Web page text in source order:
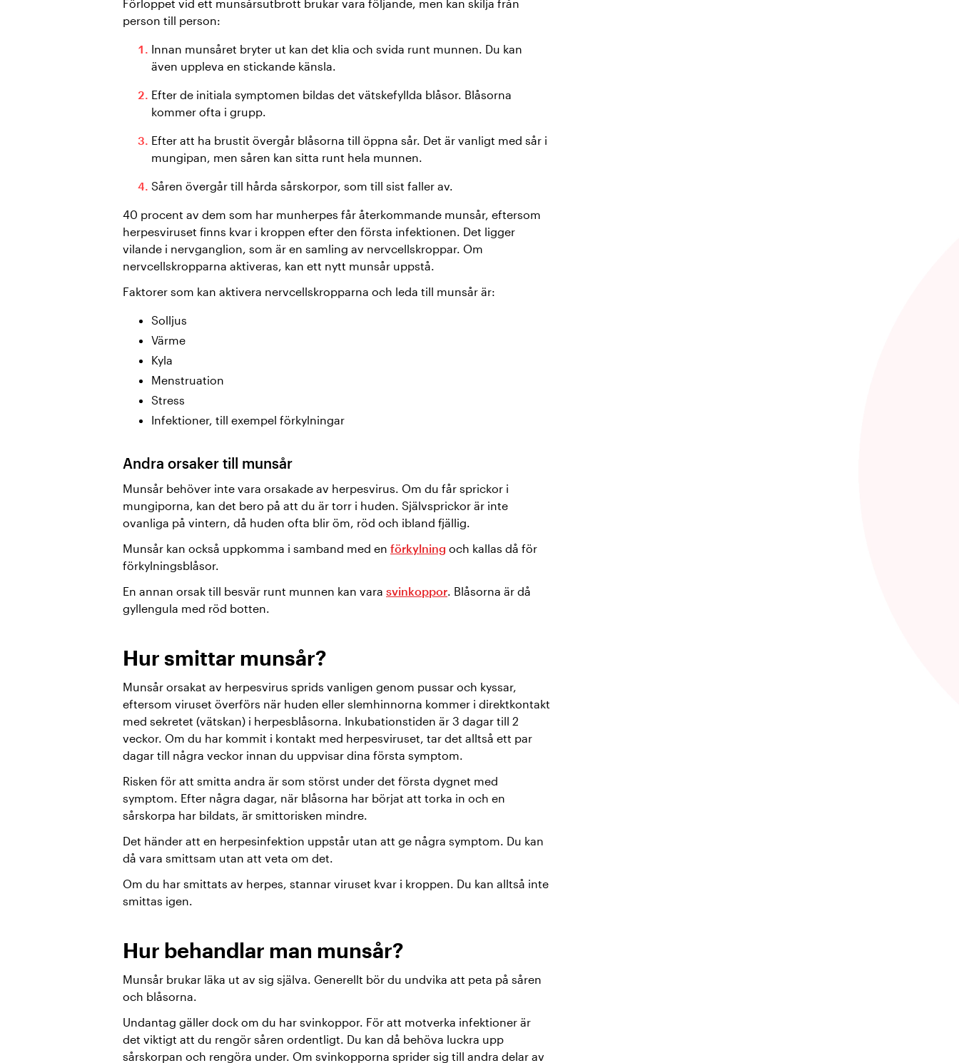
Förloppet vid ett munsårsutbrott brukar vara följande, men kan skilja från
person till person:
Innan munsåret bryter ut kan det klia och svida runt munnen. Du kan
även uppleva en stickande känsla.
Efter de initiala symptomen bildas det vätskefyllda blåsor. Blåsorna
kommer ofta i grupp.
Efter att ha brustit övergår blåsorna till öppna sår. Det är vanligt med sår i
mungipan, men såren kan sitta runt hela munnen.
Såren övergår till hårda sårskorpor, som till sist faller av.
40 procent av dem som har munherpes får återkommande munsår, eftersom
herpesviruset finns kvar i kroppen efter den första infektionen. Det ligger
vilande i nervganglion, som är en samling av nervcellskroppar. Om
nervcellskropparna aktiveras, kan ett nytt munsår uppstå.
Faktorer som kan aktivera nervcellskropparna och leda till munsår är:
Solljus
Värme
Kyla
Menstruation
Stress
Infektioner, till exempel förkylningar
Andra orsaker till munsår
Munsår behöver inte vara orsakade av herpesvirus. Om du får sprickor i
mungiporna, kan det bero på att du är torr i huden. Självsprickor är inte
ovanliga på vintern, då huden ofta blir öm, röd och ibland fjällig.
Munsår kan också uppkomma i samband med en förkylning och kallas då för
förkylningsblåsor.
En annan orsak till besvär runt munnen kan vara svinkoppor. Blåsorna är då
gyllengula med röd botten.
Hur smittar munsår?
Munsår orsakat av herpesvirus sprids vanligen genom pussar och kyssar,
eftersom viruset överförs när huden eller slemhinnorna kommer i direktkontakt
med sekretet (vätskan) i herpesblåsorna. Inkubationstiden är 3 dagar till 2
veckor. Om du har kommit i kontakt med herpesviruset, tar det alltså ett par
dagar till några veckor innan du uppvisar dina första symptom.
Risken för att smitta andra är som störst under det första dygnet med
symptom. Efter några dagar, när blåsorna har börjat att torka in och en
sårskorpa har bildats, är smittorisken mindre.
Det händer att en herpesinfektion uppstår utan att ge några symptom. Du kan
då vara smittsam utan att veta om det.
Om du har smittats av herpes, stannar viruset kvar i kroppen. Du kan alltså inte
smittas igen.
Hur behandlar man munsår?
Munsår brukar läka ut av sig själva. Generellt bör du undvika att peta på såren
och blåsorna.
Undantag gäller dock om du har svinkoppor. För att motverka infektioner är
det viktigt att du rengör såren ordentligt. Du kan då behöva luckra upp
sårskorpan och rengöra under. Om svinkopporna sprider sig till andra delar av